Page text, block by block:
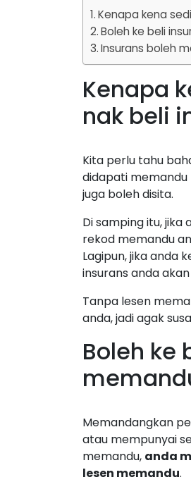
Kenapa kena
Boleh ke beli
Insurans boleh
Kenapa
nak beli
Kita perlu tahu
didapati memandu
juga boleh disita.
Di samping itu,
rekod memandu
Lagipun, jika anda
insurans anda
Tanpa lesen
anda, jadi agak
Boleh ke
Memandangkan
atau mempunyai
memandu, anda
lesen memandu.